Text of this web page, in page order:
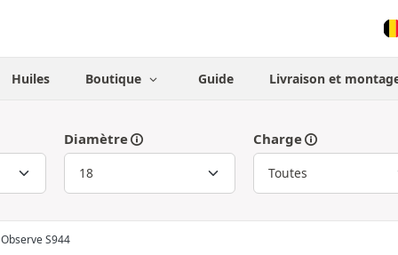
Huiles Boutique Guide Livraison et
Diamètre Charge
Observe S944